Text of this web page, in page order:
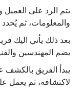
يتم الرد على
والمعلومات، ثم
بعد ذلك يأتي اليك
يضم المهندسين
يبدأ الفريق بالكشف
لاكتشافه، ثم يعمل